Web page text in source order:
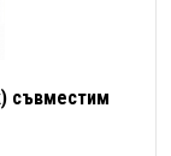
съвместим